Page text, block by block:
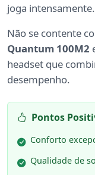
joga intensamente.
Não se contente
Quantum 100M2
headset que
desempenho.
Pontos
Conforto
Qualidade de